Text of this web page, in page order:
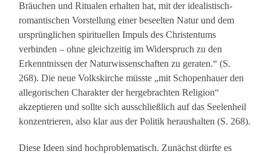
Bräuchen und Ritualen erhalten hat, mit der idealistisch-
romantischen Vorstellung einer beseelten Natur und dem
ursprünglichen spirituellen Impuls des Christentums
verbinden – ohne gleichzeitig im Widerspruch zu den
Erkenntnissen der Naturwissenschaften zu geraten.“ (S.
268). Die neue Volkskirche müsste „mit Schopenhauer den
allegorischen Charakter der hergebrachten Religion“
akzeptieren und sollte sich ausschließlich auf das Seelenheil
konzentrieren, also klar aus der Politik heraushalten (S. 268).
Diese Ideen sind hochproblematisch. Zunächst dürfte es